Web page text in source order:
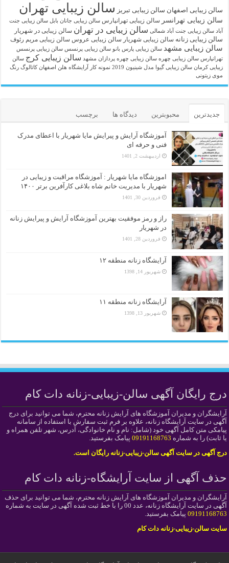
سالن زیبایی اصفهان سالن زیبایی تبریز سالن زیبایی تهران
سالن زیبایی تهرانسر سالن زیبایی تهرانپارس سالن زیبایی جانان بابل سالن زیبایی جنت
آباد سالن زیبایی جنت آباد شمالی سالن زیبایی در تهران سالن زیبایی در شهریار
سالن زیبایی زنانه سالن زیبایی شهریار سالن زیبایی عروس سالن زیبایی مریم رئوف
سالن زیبایی مشهد سالن زیبایی پارس بانو سالن زیبایی پرنسس سالن زیبایی پرنسس
تهرانپارس سالن زیبایی چهره سالن زیبایی چهره پردازان مشهد سالن زیبایی کرج سالن
زیبایی کرمان سالن زیبایی گیوا مدل شینیون 2019 نمونه کار آرایشگاه هلن اصفهان کاتالوگ رنگ
موی زیتونی
جدیدترین محبوبترین دیدگاه ها برچسب
آموزشگاه آرایش و پیرایش مایا شهریار با اعطای مدرک
فنی و حرفه ای
اردیبهشت 2, 1401
اموزشگاه مایا شهریار : آموزشگاه مراقبت و زیبایی در
شهریار با مدیریت خانم شاه بلاغی کارآفرین برتر ۱۴۰۰
فروردین 30, 1401
راز و رمز موفقیت بهترین آموزشگاه آرایش و پیرایش زنانه
در شهریار
فروردین 28, 1401
آرایشگاه زنانه منطقه ۱۲
شهریور 14, 1398
آرایشگاه زنانه منطقه ۱۱
شهریور 13, 1398
درج رایگان آگهی سالن-زیبایی-زنانه دات کام
آرایشگران و مدیران آموزشگاه های آرایش زنانه محترم، شما می توانید برای درج
آگهی در سایت آرایشگاه زنانه، علاوه بر فرم ثبت سفارش با استفاده از سامانه
پیامکی متن کامل آگهی خود (شامل: نام و نام خانوادگی، آدرس، شهر تلفن همراه و
یا ثابت) را به شماره 09191168763 پیامک بفرستید.
درج آگهی در سایت آگهی سالن-زیبایی-زنانه رایگان است.
حذف آگهی از سایت آرایشگاه-زنانه دات کام
آرایشگران و مدیران آموزشگاه های آرایش زنانه محترم، شما می توانید برای حذف
آگهی در سایت آرایشگاه زنانه، عدد 00 را با خط ثبت شده آگهی در سایت به شماره
09191168763 پیامک بفرستید.
سایت سالن-زیبایی-زنانه دات کام